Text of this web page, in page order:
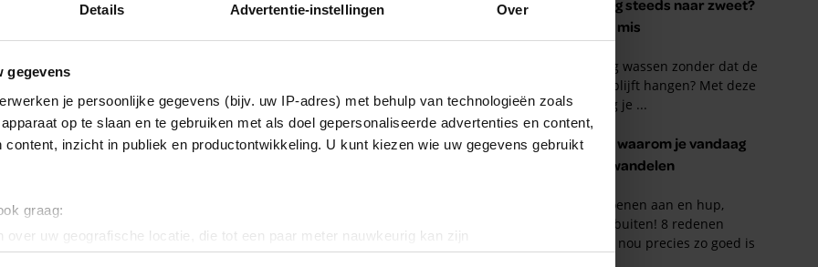
Details Advertentie-instellingen Over
gegevens
je persoonlijke gegevens (bijv. uw IP-adres) met behulp van technologieën zoals
op te slaan en te gebruiken met als doel gepersonaliseerde advertenties en content,
content, inzicht in publiek en productontwikkeling. U kunt kiezen wie uw gegevens gebruikt
graag:
over uw geografische locatie, die tot een paar meter nauwkeurig kan zijn
door het actief te scannen op specifieke eigenschappen (fingerprinting)